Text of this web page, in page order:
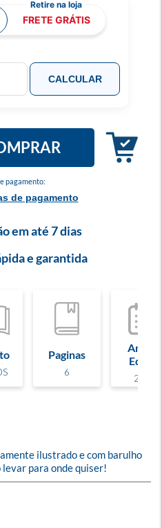
pagamento:
de pagamento
FRETE GRÁTIS
CALCULAR
em até 7 dias
e garantida
Paginas
6
Ano de
Edição
2023
ilustrado e com barulho
para onde quiser!